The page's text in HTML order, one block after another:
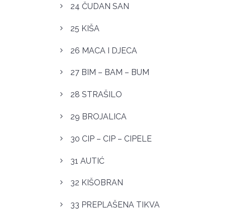
24 ČUDAN SAN
25 KIŠA
26 MACA I DJECA
27 BIM – BAM – BUM
28 STRAŠILO
29 BROJALICA
30 CIP – CIP – CIPELE
31 AUTIĆ
32 KIŠOBRAN
33 PREPLAŠENA TIKVA